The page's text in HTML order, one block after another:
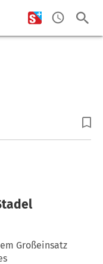
Großeinsatz